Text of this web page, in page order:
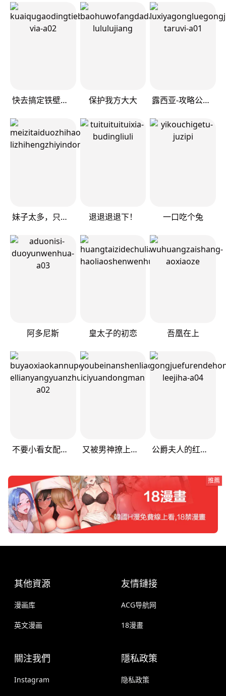
快去搞定铁壁皇帝！ 保护我方大大 露西亚-攻略公爵计划
妹子太多，只好飞升了 退退退退下！ 一口吃个兔
阿多尼斯 皇太子的初恋 吾凰在上
不要小看女配角！ 又被男神撩上热搜 公爵夫人的红茶物语
推薦
其他資源
漫画库
英文漫画
友情鏈接
ACG导航网
18漫畫
關注我們
Instagram
隱私政策
隐私政策